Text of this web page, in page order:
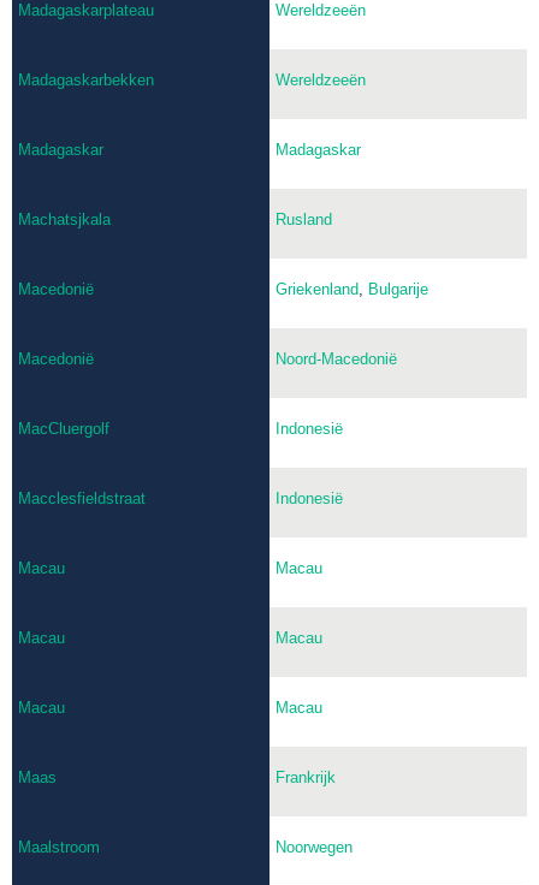
Madagaskarplateau Wereldzeeën
Madagaskarbekken Wereldzeeën
Madagaskar Madagaskar
Machatsjkala Rusland
Macedonië Griekenland, Bulgarije
Macedonië Noord-Macedonië
MacCluergolf Indonesië
Macclesfieldstraat Indonesië
Macau Macau
Macau Macau
Macau Macau
Maas Frankrijk
Maalstroom Noorwegen